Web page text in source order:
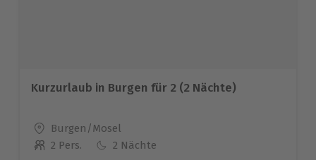
Kurzurlaub in Burgen für 2 (2 Nächte)
Standort
Burgen/Mosel
Anzahl der Teilnehmer
2 Pers. 2 Nächte